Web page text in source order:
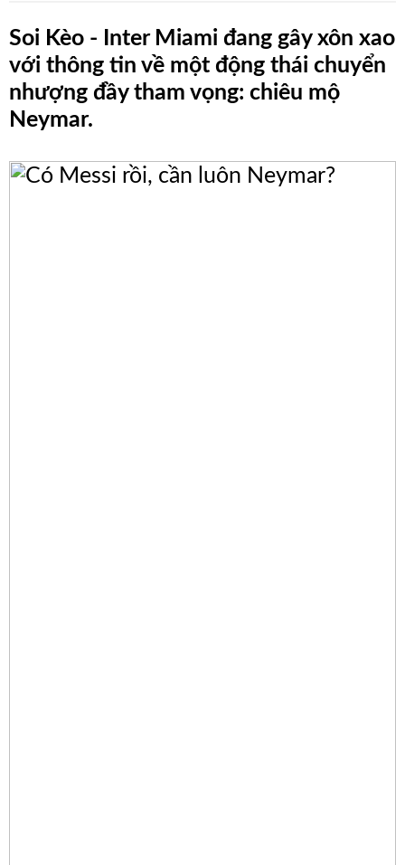
Blog
Thư
Viện
Videos
Hình
Soi Kèo - Inter Miami đang gây xôn xao
với thông tin về một động thái chuyển
nhượng đầy tham vọng: chiêu mộ
Neymar.